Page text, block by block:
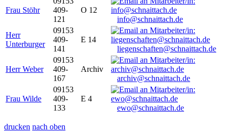
Frau Stöhr
409-
121
O 12
info@schnaittach.de
Herr
Unterburger
09153
409-
141
E 14
liegenschaften@schnaittach.de
Herr Weber
09153
409-
167
Archiv
archiv@schnaittach.de
Frau Wilde
09153
409-
133
E 4
ewo@schnaittach.de
drucken nach oben